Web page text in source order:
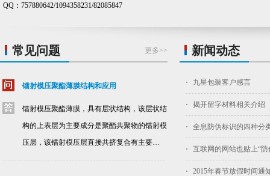
QQ：757880642/1094358231/82085847
常见问题 更多>>
镭射模压聚酯薄膜结构和应用
镭射模压聚酯薄膜，具有层状结构，该层状结
构的上表层为主要成分是聚酯共聚物的镭射模
压层，该镭射模压层直接共挤复合有主要…
新闻动态
九星包装客户感言
揭开留字材料相关介绍
全息防伪标识的四种分
互联网的网站也贴上“防
2015年春节放假时间通